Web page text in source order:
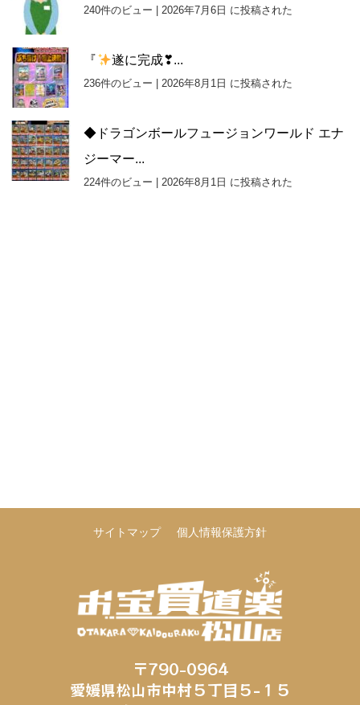
240件のビュー |2026年7月6日 に投稿された
『 遂に完成❣...
236件のビュー |2026年8月1日 に投稿された
◆ドラゴンボールフュージョンワールド エナ
ジーマー...
224件のビュー |2026年8月1日 に投稿された
サイトマップ 個人情報保護方針
〒790-0964
愛媛県松山市中村５丁目５−１５